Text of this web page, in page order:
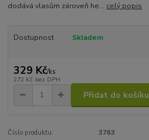
dodává vlasům zároveň he... celý popis
Dostupnost Skladem
329 Kč/ks
272 Kč bez DPH
Přidat do košíku
Číslo produktu: 3763